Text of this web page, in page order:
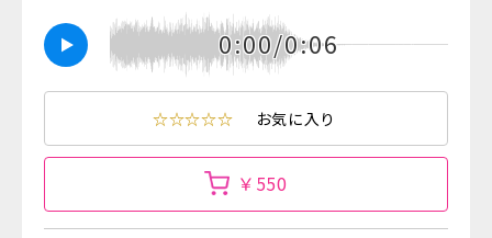
0:00/0:06
☆☆☆☆☆ お気に入り
￥550